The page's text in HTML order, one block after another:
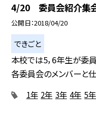
4/20 委員会紹介集
公開日 2018/04/20
できごと
本校では5，6年生が委
各委員会のメンバーと
1年 2年 3年 4年 5年